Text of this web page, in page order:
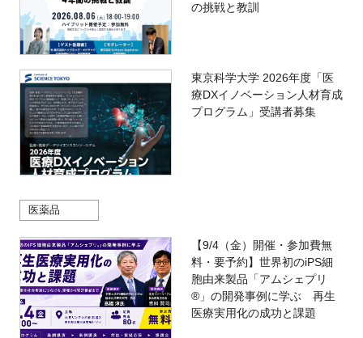
の挑戦と教訓
東京科学大学 2026年度「医
療DXイノベーション人材育成
プログラム」受講者募集
医薬品
【9/4（金）開催・参加費無
料・要予約】世界初のiPS細
胞由来製品「アムシェプリ
®」の開発事例に学ぶ 再生
医療実用化の成功と課題